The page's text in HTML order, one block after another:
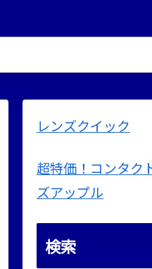
レンズクイック
超特価！コンタク
ズアップル
検索